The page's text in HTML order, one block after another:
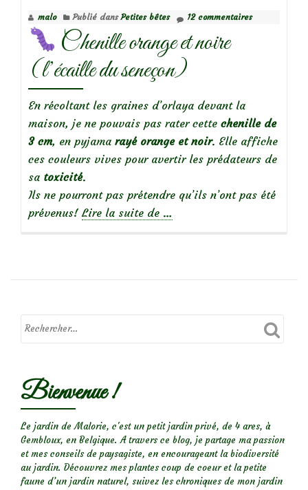
malo Publié dansPetites bêtes 12 commentaires
Chenille orange et noire
(l’écaille du seneçon)
En récoltant les graines d’orlaya devant la
maison, je ne pouvais pas rater cette chenille de
3 cm, en pyjama rayé orange et noir. Elle affiche
ces couleurs vives pour avertir les prédateurs de
sa toxicité.
Ils ne pourront pas prétendre qu’ils n’ont pas été
prévenus! Lire la suite de
Chenille
et
…
Bienvenue !
Le jardin de Malorie, c'est un petit jardin privé, de 4 ares, à
Gembloux, en Belgique. A travers ce blog, je partage ma passion
et mes conseils de paysagiste, en encourageant la biodiversité
au jardin. Découvrez mes plantes coup de coeur et la petite
faune d’un jardin naturel, suivez les chroniques de mon jardin